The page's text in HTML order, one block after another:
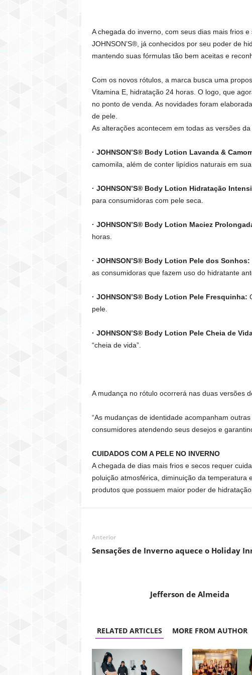
A chegada do inverno, com seus dias mais frios
JOHNSON’S®, já conhecidos por seu poder de
mantendo suas fórmulas tão bem aceitas e
Com os novos rótulos, a marca busca uma
Vitamina E, hidratação 24 horas. O logo, que
no ponto de venda. As novidades foram
de pele.
As alterações acontecem em todas as versões
· JOHNSON’S® Body Lotion Lavanda &
camomila, além de conter lipídios naturais em
· JOHNSON’S® Body Lotion Hidratação
para consumidoras com pele seca.
· JOHNSON’S® Body Lotion Maciez
horas.
· JOHNSON’S® Body Lotion Pele dos Sonhos:
as consumidoras que fazem uso do hidratante
· JOHNSON’S® Body Lotion Pele Fresquinha:
pele.
· JOHNSON’S® Body Lotion Pele Cheia de
“cheia de vida”.
A mudança no rótulo ocorrerá nas duas versões
“As mudanças de identidade acompanham
consumidores atendendo seus desejos e
CUIDADOS COM A PELE NO INVERNO
A chegada de dias mais frios e secos requer
poluição atmosférica, diminuição da temperatura
produtos que possuem maior poder de hidratação.
Anterior
Sensações de Inverno aquece o Holiday
Jefferson de Almeida
RELATED ARTICLES MORE FROM AUTHOR